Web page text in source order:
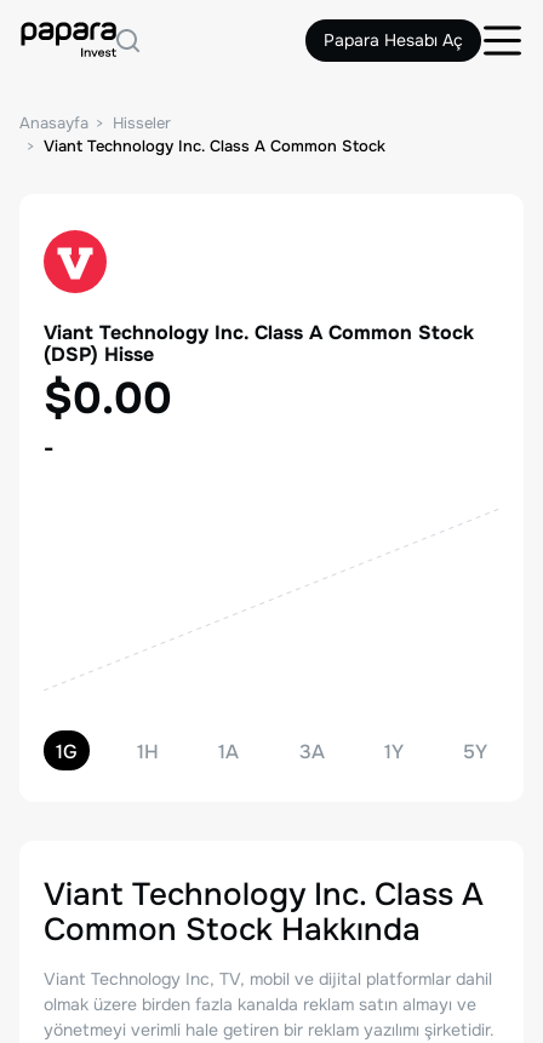
Papara Hesabı Aç
Anasayfa
Hisseler
Viant Technology Inc. Class A Common Stock
Viant Technology Inc. Class A Common Stock
(DSP) Hisse
$0.00
-
1G 1H 1A 3A 1Y 5Y
Viant Technology Inc. Class A
Common Stock Hakkında
Viant Technology Inc, TV, mobil ve dijital platformlar dahil
olmak üzere birden fazla kanalda reklam satın almayı ve
yönetmeyi verimli hale getiren bir reklam yazılımı şirketidir.